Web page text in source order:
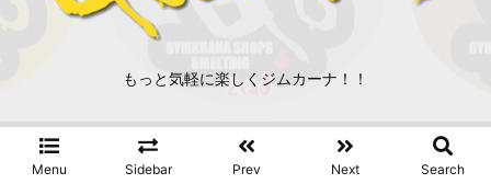
もっと気軽に楽しくジムカーナ！！
Menu Sidebar Prev Next Search